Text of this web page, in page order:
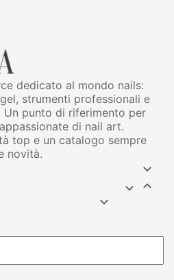
dedicato al mondo nails:
strumenti professionali e
Un punto di riferimento per
di nail art.
top e un catalogo sempre
novità.



